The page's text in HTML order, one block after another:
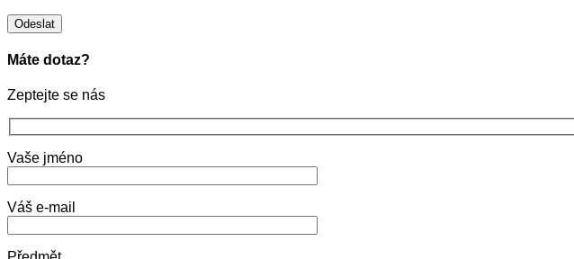
Máte dotaz?
Zeptejte se nás
Vaše jméno
Váš e-mail